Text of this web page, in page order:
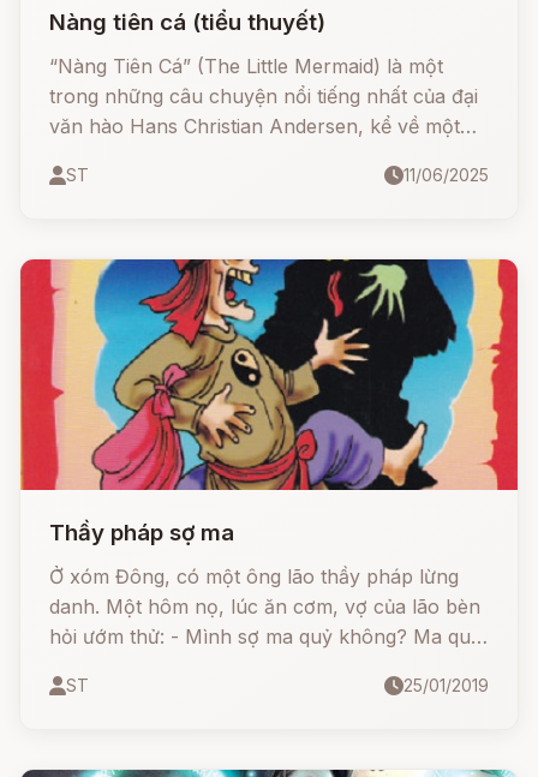
Nàng tiên cá (tiểu thuyết)
“Nàng Tiên Cá” (The Little Mermaid) là một
trong những câu chuyện nổi tiếng nhất của đại
văn hào Hans Christian Andersen, kể về một
đã hy sinh tất cả để theo đuổi tình yêu với
ST 11/06/2025
Thầy pháp sợ ma
Ở xóm Đông, có một ông lão thầy pháp lừng
danh. Một hôm nọ, lúc ăn cơm, vợ của lão bèn
hỏi ướm thử: - Mình sợ ma quỷ không? Ma quỷ
ST 25/01/2019